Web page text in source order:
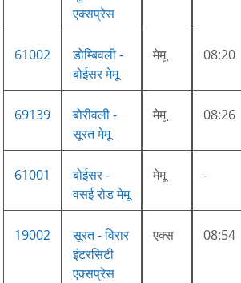
एक्सप्रेस
61002
डोम्बिवली -
बोईसर मेमू
मेमू 08:20
69139
बोरीवली -
सूरत मेमू
मेमू 08:26
61001
बोईसर -
वसई रोड मेमू
मेमू -
19002
सूरत - विरार
इंटरसिटी
एक्सप्रेस
एक्स 08:54